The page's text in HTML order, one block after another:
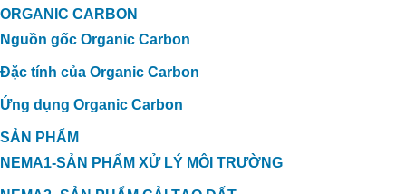
ORGANIC CARBON
Nguồn gốc Organic Carbon
Đặc tính của Organic Carbon
Ứng dụng Organic Carbon
SẢN PHẨM
NEMA1-SẢN PHẨM XỬ LÝ MÔI TRƯỜNG